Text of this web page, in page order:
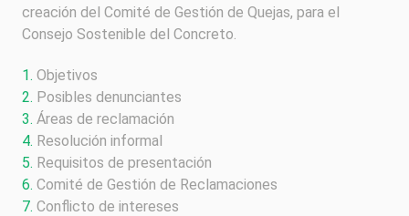
creación del Comité de Gestión de Quejas, para el
Consejo Sostenible del Concreto.
1. Objetivos
2. Posibles denunciantes
3. Áreas de reclamación
4. Resolución informal
5. Requisitos de presentación
6. Comité de Gestión de Reclamaciones
7. Conflicto de intereses